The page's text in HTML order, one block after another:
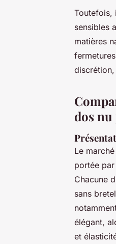
Toutefois,
sensibles
matières
dos
Le
portée
Chacune
sans
élégant,
et